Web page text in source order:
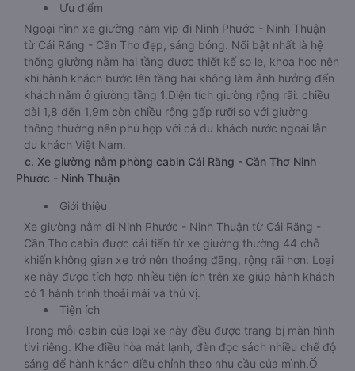
Ưu điểm
Ngoại hình xe giường nằm vip đi Ninh Phước - Ninh Thuận
từ Cái Răng - Cần Thơ đẹp, sáng bóng. Nổi bật nhất là hệ
thống giường nằm hai tầng được thiết kế so le, khoa học nên
khi hành khách bước lên tầng hai không làm ảnh hưởng đến
khách nằm ở giường tầng 1.Diện tích giường rộng rãi: chiều
dài 1,8 đến 1,9m còn chiều rộng gấp rưỡi so với giường
thông thường nên phù hợp với cả du khách nước ngoài lẫn
du khách Việt Nam.
c. Xe giường nằm phòng cabin Cái Răng - Cần Thơ Ninh
Phước - Ninh Thuận
Giới thiệu
Xe giường nằm đi Ninh Phước - Ninh Thuận từ Cái Răng -
Cần Thơ cabin được cải tiến từ xe giường thường 44 chỗ
khiến không gian xe trở nên thoáng đãng, rộng rãi hơn. Loại
xe này được tích hợp nhiều tiện ích trên xe giúp hành khách
có 1 hành trình thoải mái và thú vị.
Tiện ích
Trong mỗi cabin của loại xe này đều được trang bị màn hình
tivi riêng. Khe điều hòa mát lạnh, đèn đọc sách nhiều chế độ
sáng để hành khách điều chỉnh theo nhu cầu của mình.Ổ